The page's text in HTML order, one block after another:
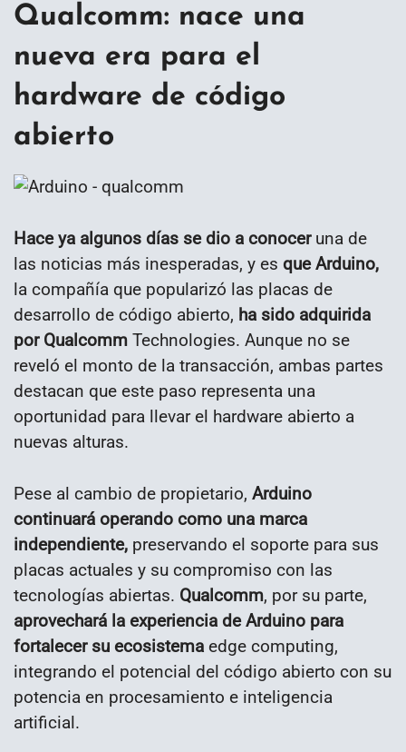
Qualcomm: nace una
nueva era para el
hardware de código
abierto
Hace ya algunos días se dio a conoceruna de
las noticias más inesperadas, y es que Arduino,
la compañía que popularizó las placas de
desarrollo de código abierto, ha sido adquirida
por Qualcomm Technologies. Aunque no se
reveló el monto de la transacción, ambas partes
destacan que este paso representa una
oportunidad para llevar el hardware abierto a
nuevas alturas.
Pese al cambio de propietario, Arduino
continuará operando como una marca
independiente, preservando el soporte para sus
placas actuales y su compromiso con las
tecnologías abiertas. Qualcomm, por su parte,
aprovechará la experiencia de Arduino para
fortalecer su ecosistema edge computing,
integrando el potencial del código abierto con su
potencia en procesamiento e inteligencia
artificial.